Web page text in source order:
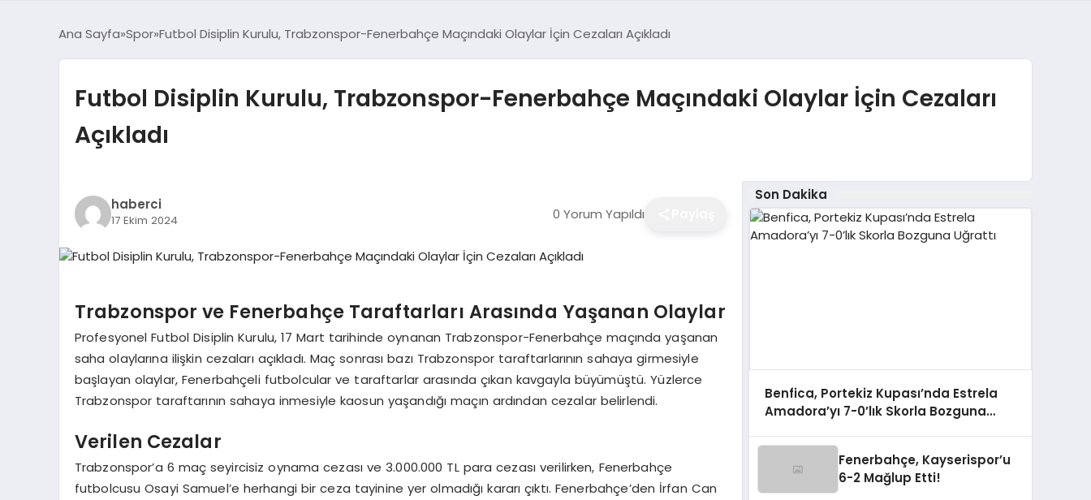
Ana Sayfa Spor Futbol Disiplin Kurulu, Trabzonspor-Fenerbahçe Maçındaki Olaylar İçin Cezaları Açıkladı
Futbol Disiplin Kurulu, Trabzonspor-Fenerbahçe Maçındaki Olaylar İçin Cezaları
Açıkladı
haberci
17 Ekim 2024 0 Yorum Yapıldı
Trabzonspor ve Fenerbahçe Taraftarları Arasında Yaşanan Olaylar
Profesyonel Futbol Disiplin Kurulu, 17 Mart tarihinde oynanan Trabzonspor-Fenerbahçe maçında yaşanan
saha olaylarına ilişkin cezaları açıkladı. Maç sonrası bazı Trabzonspor taraftarlarının sahaya girmesiyle
başlayan olaylar, Fenerbahçeli futbolcular ve taraftarlar arasında çıkan kavgayla büyümüştü. Yüzlerce
Trabzonspor taraftarının sahaya inmesiyle kaosun yaşandığı maçın ardından cezalar belirlendi.
Verilen Cezalar
Trabzonspor’a 6 maç seyircisiz oynama cezası ve 3.000.000 TL para cezası verilirken, Fenerbahçe
futbolcusu Osayi Samuel’e herhangi bir ceza tayinine yer olmadığı kararı çıktı. Fenerbahçe’den İrfan Can
Son Dakika
Benfica, Portekiz Kupası’nda Estrela
Amadora’yı 7-0’lık Skorla Bozguna
Fenerbahçe, Kayserispor’u
6-2 Mağlup Etti!